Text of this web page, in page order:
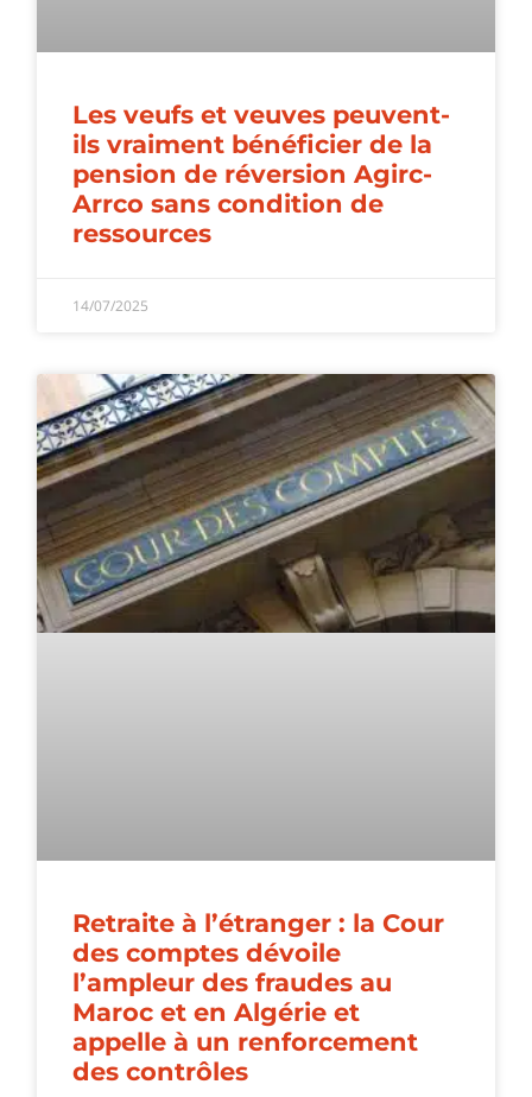
Les veufs et veuves peuvent-
ils vraiment bénéficier de la
pension de réversion Agirc-
Arrco sans condition de
ressources
14/07/2025
Retraite à l’étranger : la Cour
des comptes dévoile
l’ampleur des fraudes au
Maroc et en Algérie et
appelle à un renforcement
des contrôles